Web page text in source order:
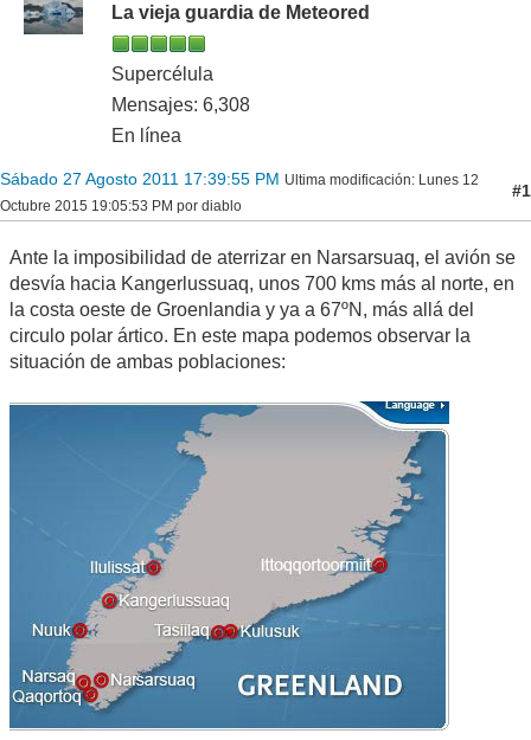
La vieja guardia de Meteored
Supercélula
Mensajes: 6,308
En línea
Sábado 27 Agosto 2011 17:39:55 PM Ultima modificación: Lunes 12
Octubre 2015 19:05:53 PM por diablo
#1
Ante la imposibilidad de aterrizar en Narsarsuaq, el avión se
desvía hacia Kangerlussuaq, unos 700 kms más al norte, en
la costa oeste de Groenlandia y ya a 67ºN, más allá del
circulo polar ártico. En este mapa podemos observar la
situación de ambas poblaciones: